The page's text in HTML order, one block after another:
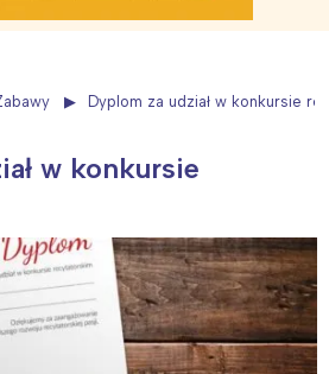
Dyplom za udział w konkursie
w konkursie